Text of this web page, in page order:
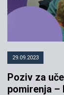
29.09.2023
Poziv za
pomirenja –